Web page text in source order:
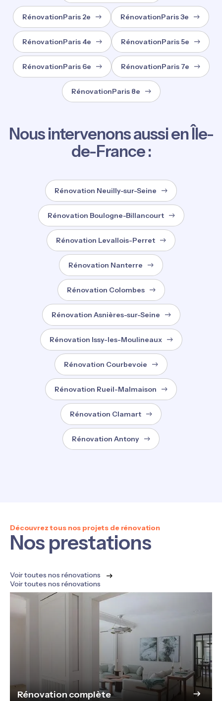
RénovationParis 2e RénovationParis 3e
RénovationParis 4e RénovationParis 5e
RénovationParis 6e RénovationParis 7e
RénovationParis 8e
Nous intervenons aussi en Île-
de-France :
Rénovation Neuilly-sur-Seine
Rénovation Boulogne-Billancourt
Rénovation Levallois-Perret
Rénovation Nanterre
Rénovation Colombes
Rénovation Asnières-sur-Seine
Rénovation Issy-les-Moulineaux
Rénovation Courbevoie
Rénovation Rueil-Malmaison
Rénovation Clamart
Rénovation Antony
Découvrez tous nos projets de rénovation
Nos prestations
Voir toutes nos rénovations
Voir toutes nos rénovations
Rénovation complète